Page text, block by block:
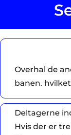
Overhal de
banen.
Deltagerne
Hvis der er